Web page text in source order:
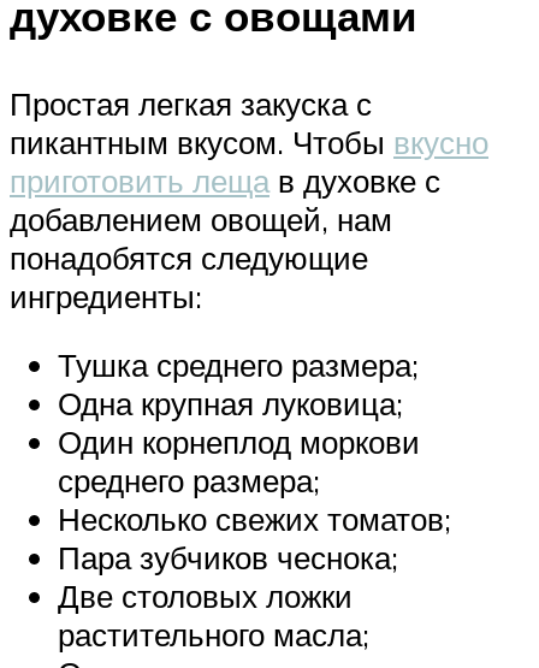
духовке с овощами
Простая легкая закуска с
пикантным вкусом. Чтобы вкусно
приготовить лещав духовке с
добавлением овощей, нам
понадобятся следующие
ингредиенты:
Тушка среднего размера;
Одна крупная луковица;
Один корнеплод моркови
среднего размера;
Несколько свежих томатов;
Пара зубчиков чеснока;
Две столовых ложки
растительного масла;